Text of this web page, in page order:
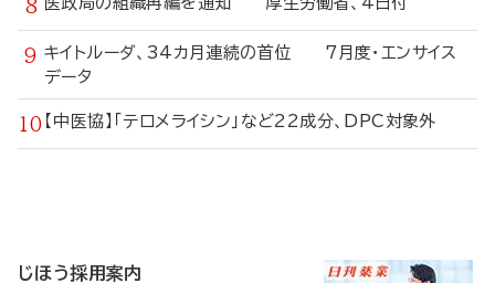
キイトルーダ、34カ月連続の首位 7月度・エンサイス
データ
【中医協】「テロメライシン」など22成分、DPC対象外
じほう採用案内